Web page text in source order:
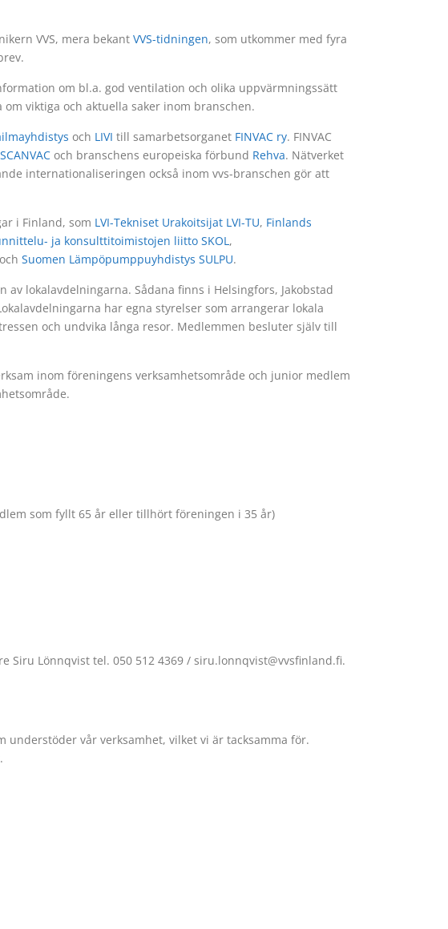
VVS, mera bekant VVS-tidningen, som utkommer med fyra
om bl.a. god ventilation och olika uppvärmningssätt
viktiga och aktuella saker inom branschen.
och LIVI till samarbetsorganet FINVAC ry. FINVAC
SCANVAC och branschens europeiska förbund Rehva. Nätverket
internationaliseringen också inom vvs-branschen gör att
i Finland, som LVI-Tekniset Urakoitsijat LVI-TU, Finlands
ja konsulttitoimistojen liitto SKOL,
och Suomen Lämpöpumppuyhdistys SULPU.
lokalavdelningarna. Sådana finns i Helsingfors, Jakobstad
har egna styrelser som arrangerar lokala
och undvika långa resor. Medlemmen besluter själv till
inom föreningens verksamhetsområde och junior medlem
som fyllt 65 år eller tillhört föreningen i 35 år)
Siru Lönnqvist tel. 050 512 4369 / siru.lonnqvist@vvsfinland.fi.
understöder vår verksamhet, vilket vi är tacksamma för.